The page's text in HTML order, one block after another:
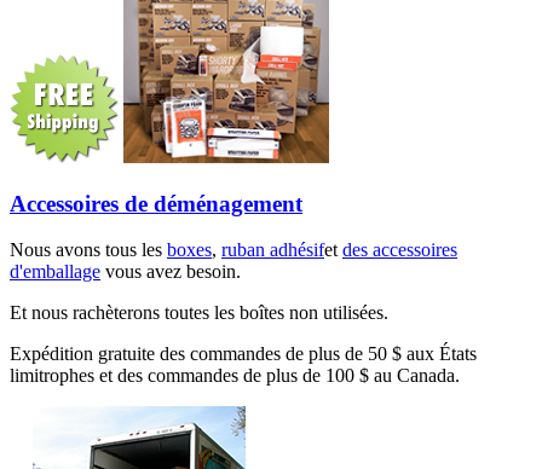
Accessoires de déménagement
Nous avons tous les boxes, ruban adhésifet des accessoires
d'emballage vous avez besoin.
Et nous rachèterons toutes les boîtes non utilisées.
Expédition gratuite des commandes de plus de 50 $ aux États
limitrophes et des commandes de plus de 100 $ au Canada.